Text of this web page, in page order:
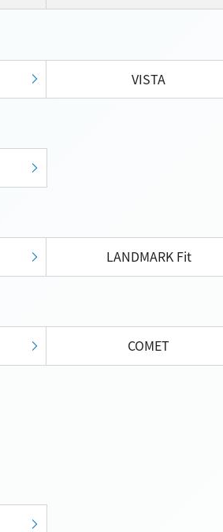
VISTA
LANDMARK Fit
COMET